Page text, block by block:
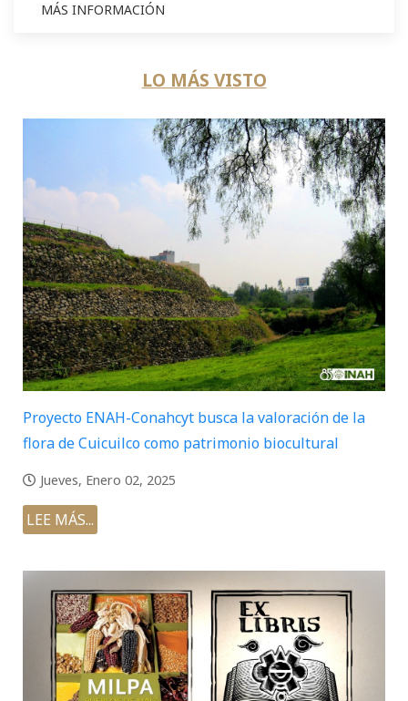
MÁS INFORMACIÓN
LO MÁS VISTO
Proyecto ENAH-Conahcyt busca la valoración de la
flora de Cuicuilco como patrimonio biocultural
Jueves, Enero 02, 2025
LEE MÁS...